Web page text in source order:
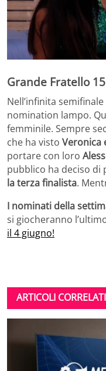
Grande Fratello
Nell’infinita semifinale
nomination lampo.
femminile. Sempre
che ha visto Veronica
portare con loro
pubblico ha deciso di
la terza finalista.
I nominati della
si giocheranno
il 4 giugno!
ARTICOLI CORRELATI